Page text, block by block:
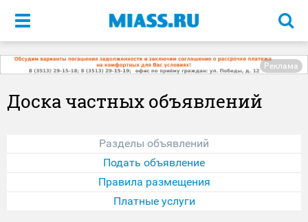
Меню
Реклама
Доска частных объявлений
Разделы объявлений
Подать объявление
Правила размещения
Платные услуги